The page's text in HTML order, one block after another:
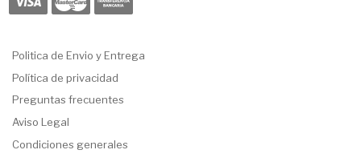
Politica de Envio y Entrega
Política de privacidad
Preguntas frecuentes
Aviso Legal
Condiciones generales